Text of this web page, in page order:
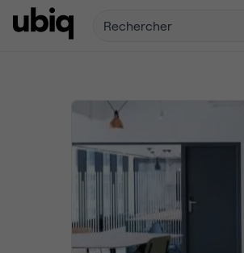
Rechercher